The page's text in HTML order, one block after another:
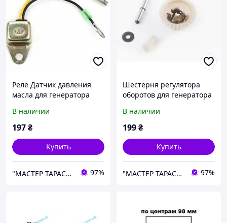
Реле Датчик давления
масла для генератора
В наличии
197₴
Купить
"МАСТЕР ТАРАС" интернет магазин запчастей и комплеткующих 97%
Шестерня регулятора
оборотов для генератора
В наличии
199₴
Купить
"МАСТЕР ТАРАС" интернет магазин запчастей и комплеткующих 97%